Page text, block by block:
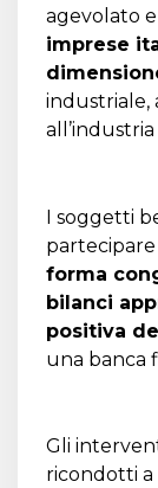
agevolato
imprese
industriale,
I soggetti
partecipare
forma
bilanci
positiva
una banca
Gli
ricondotti a